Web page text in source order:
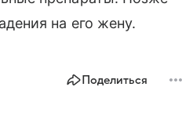
на его жену.
Поделиться